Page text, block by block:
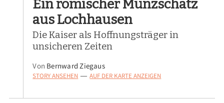
Ein römischer Münzschatz
aus Lochhausen
Die Kaiser als Hoffnungsträger in
unsicheren Zeiten
Von Bernward Ziegaus
STORY ANSEHEN — AUF DER KARTE ANZEIGEN